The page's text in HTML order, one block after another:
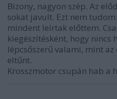
Bizony, nagyon szép. Az
sokat javult. Ezt nem
mindent leírtak előttem.
kiegészítésként, hogy nincs
lépcsőszerű valami, mint az
eltűnt.
Krosszmotor csupán hab a